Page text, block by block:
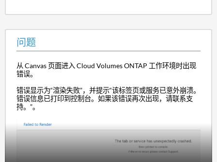
问题
从 Canvas 页面进入 Cloud Volumes ONTAP 工作环境时出现
错误。
错误显示为“渲染失败”，并提示“该标签页或服务已意外崩溃。
错误信息已打印到控制台。如果该错误再次出现，请联系支
持。”。